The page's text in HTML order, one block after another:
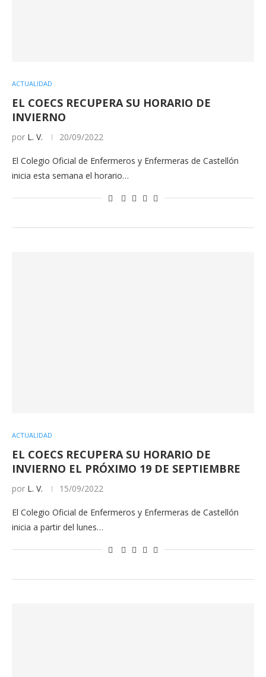
ACTUALIDAD
EL COECS RECUPERA SU HORARIO DE
INVIERNO
por L. V. 20/09/2022
El Colegio Oficial de Enfermeros y Enfermeras de Castellón
inicia esta semana el horario…
ACTUALIDAD
EL COECS RECUPERA SU HORARIO DE
INVIERNO EL PRÓXIMO 19 DE SEPTIEMBRE
por L. V. 15/09/2022
El Colegio Oficial de Enfermeros y Enfermeras de Castellón
inicia a partir del lunes…